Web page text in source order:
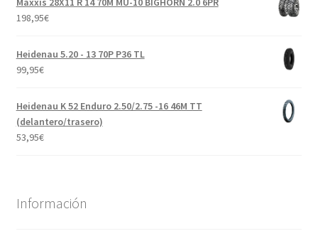
198,95€
Heidenau 5.20 - 13 70P P36 TL
99,95€
Heidenau K 52 Enduro 2.50/2.75 -16 46M TT
(delantero/trasero)
53,95€
Información